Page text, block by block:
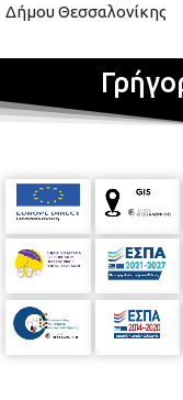
Δήμου Θεσσαλονίκης